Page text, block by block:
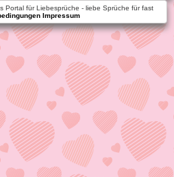
Portal für Liebesprüche - liebe Sprüche für fast
Impressum